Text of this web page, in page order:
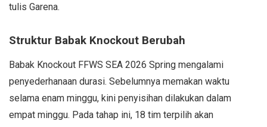
tulis Garena.
Struktur Babak Knockout Berubah
Babak Knockout FFWS SEA 2026 Spring mengalami
penyederhanaan durasi. Sebelumnya memakan waktu
selama enam minggu, kini penyisihan dilakukan dalam
empat minggu. Pada tahap ini, 18 tim terpilih akan